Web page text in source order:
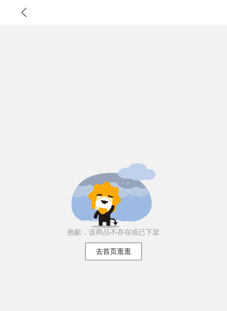
抱歉，该商品不存在或已下架
去首页逛逛